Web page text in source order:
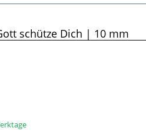
schütze Dich | 10 mm